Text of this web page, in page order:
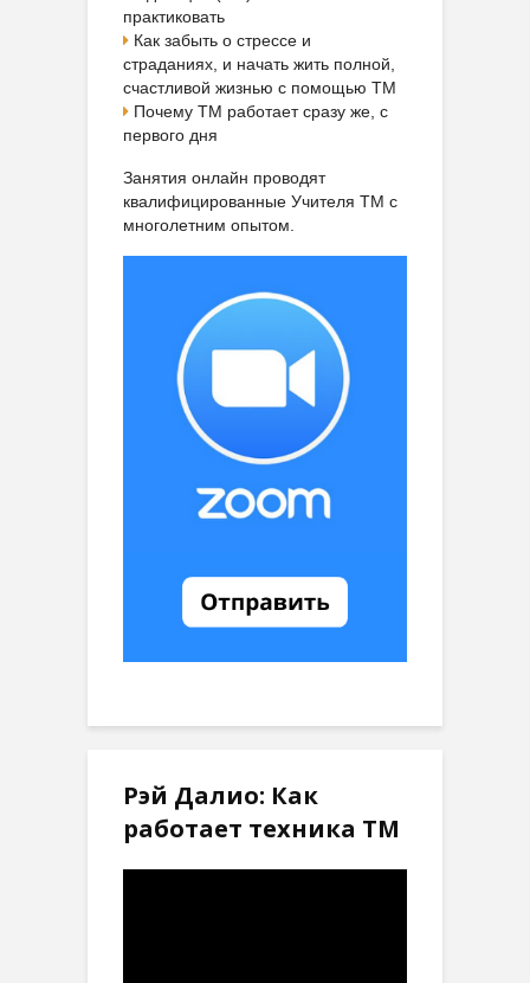
практиковать
Как забыть о стрессе и
страданиях, и начать жить полной,
счастливой жизнью с помощью ТМ
Почему ТМ работает сразу же, с
первого дня
Занятия онлайн проводят
квалифицированные Учителя ТМ с
многолетним опытом.
Рэй Далио: Как
работает техника ТМ